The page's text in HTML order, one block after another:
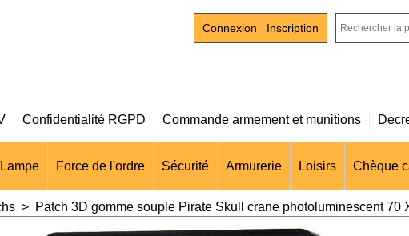
Connexion Inscription
Confidentialité RGPD Commande armement et munitions
Force de l'ordre Sécurité Armurerie Loisirs Chèque
> Patch 3D gomme souple Pirate Skull crane photoluminescent 70